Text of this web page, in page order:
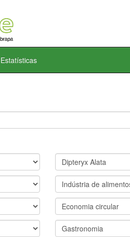
Estatísticas